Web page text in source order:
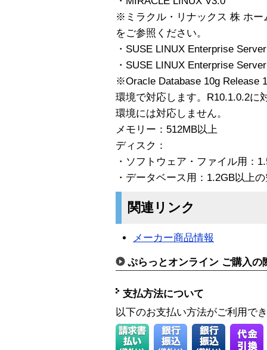
※ミラクル・リナックス 株 ホー
をご参照ください。
・SUSE LINUX Enterprise
・SUSE LINUX Enterprise
※Oracle Database 10g Release
環境で対応します。R10.1.0.2に
環境には対応しません。
メモリー：512MB以上
ディスク：
・ソフトウェア・ファイル用：
・データベース用：1.2GB以上
関連リンク
メーカー商品情報
ぷらっとオンライン ご購入の
支払方法について
以下のお支払い方法がご利用で